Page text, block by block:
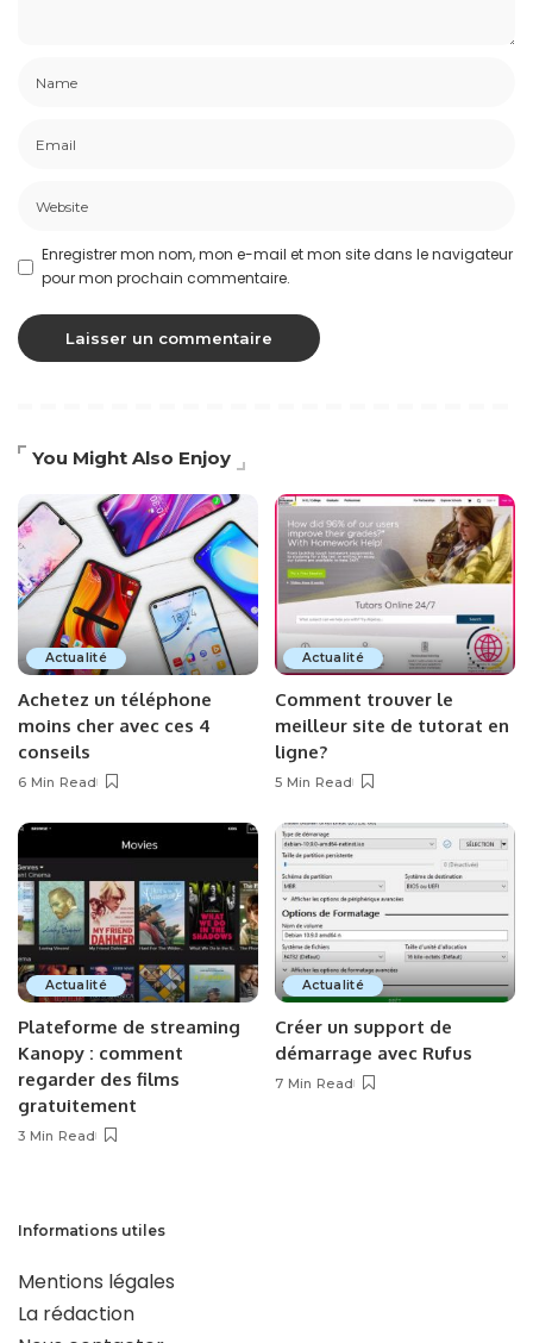
Enregistrer mon nom, mon e-mail et mon site dans le navigateur
pour mon prochain commentaire.
You Might Also Enjoy
Actualité
Achetez un téléphone
moins cher avec ces 4
conseils
6 Min Read
Actualité
Comment trouver le
meilleur site de tutorat en
ligne?
5 Min Read
Actualité
Plateforme de streaming
Kanopy : comment
regarder des films
gratuitement
3 Min Read
Actualité
Créer un support de
démarrage avec Rufus
7 Min Read
Informations utiles
Mentions légales
La rédaction